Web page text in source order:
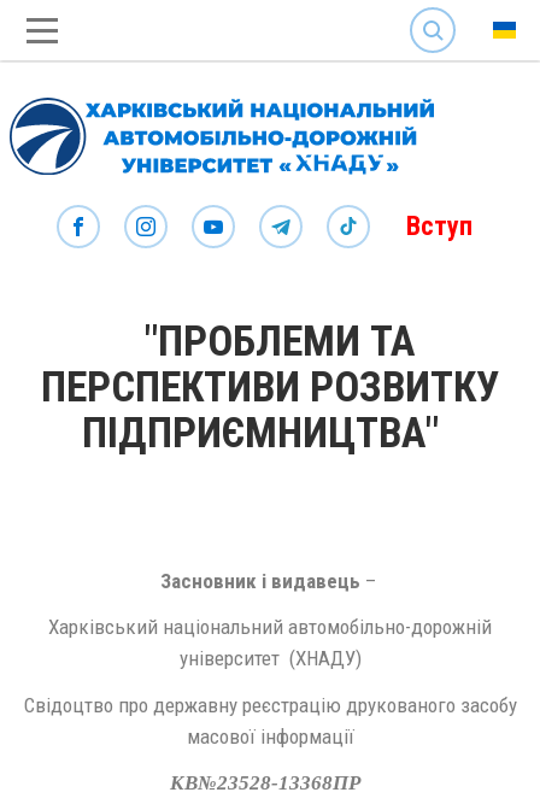
SEARCH
Вступ
"ПРОБЛЕМИ ТА
ПЕРСПЕКТИВИ РОЗВИТКУ
ПІДПРИЄМНИЦТВА"
Засновник і видавець –
Харківський національний автомобільно-дорожній
університет (ХНАДУ)
Свідоцтво про державну реєстрацію друкованого засобу
масової інформації
КВ№23528-13368ПР